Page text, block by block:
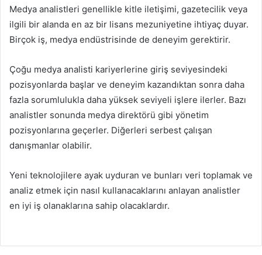
Medya analistleri genellikle kitle iletişimi, gazetecilik veya
ilgili bir alanda en az bir lisans mezuniyetine ihtiyaç duyar.
Birçok iş, medya endüstrisinde de deneyim gerektirir.
Çoğu medya analisti kariyerlerine giriş seviyesindeki
pozisyonlarda başlar ve deneyim kazandıktan sonra daha
fazla sorumlulukla daha yüksek seviyeli işlere ilerler. Bazı
analistler sonunda medya direktörü gibi yönetim
pozisyonlarına geçerler. Diğerleri serbest çalışan
danışmanlar olabilir.
Yeni teknolojilere ayak uyduran ve bunları veri toplamak ve
analiz etmek için nasıl kullanacaklarını anlayan analistler
en iyi iş olanaklarına sahip olacaklardır.